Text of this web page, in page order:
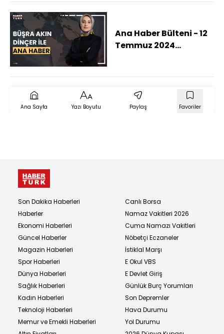
Ana Haber Bülteni - 12
Temmuz 2024
Ana Sayfa Yazı Boyutu Paylaş Favoriler
Son Dakika Haberleri
Haberler
Ekonomi Haberleri
Güncel Haberler
Magazin Haberleri
Spor Haberleri
Dünya Haberleri
Sağlık Haberleri
Kadın Haberleri
Teknoloji Haberleri
Memur ve Emekli Haberleri
Canlı Borsa
Namaz Vakitleri 2026
Cuma Namazı Vakitleri
Nöbetçi Eczaneler
İstiklal Marşı
E Okul VBS
E Devlet Giriş
Günlük Burç Yorumları
Son Depremler
Hava Durumu
Yol Durumu